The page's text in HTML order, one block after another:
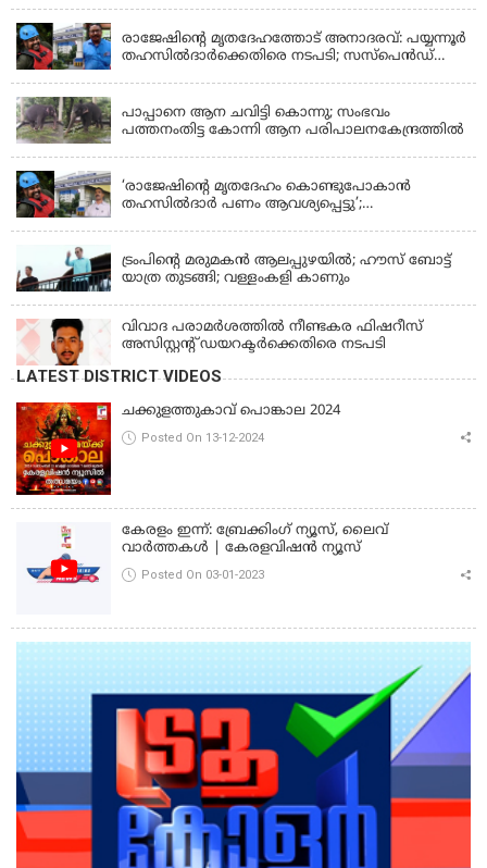
രാജേഷിന്റെ മൃതദേഹത്തോട് അനാദരവ്: പയ്യന്നൂർ
തഹസിൽദാർക്കെതിരെ നടപടി; സസ്പെൻഡ്
പാപ്പാനെ ആന ചവിട്ടി കൊന്നു; സംഭവം
പത്തനംതിട്ട കോന്നി ആന പരിപാലനകേന്ദ്രത്തിൽ
‘രാജേഷിന്‍റെ മൃതദേഹം കൊണ്ടുപോകാന്‍
തഹസില്‍ദാര്‍ പണം ആവശ്യപ്പെട്ടു’;
ട്രംപിന്റെ മരുമകന്‍ ആലപ്പുഴയില്‍; ഹൗസ് ബോട്ട്
യാത്ര തുടങ്ങി; വള്ളംകളി കാണും
വിവാദ പരാമര്‍ശത്തില്‍ നീണ്ടകര ഫിഷറീസ്
അസിസ്റ്റന്റ് ഡയറക്ടര്‍ക്കെതിരെ നടപടി
LATEST DISTRICT VIDEOS
ചക്കുളത്തുകാവ് പൊങ്കാല 2024
Posted On 13-12-2024
കേരളം ഇന്ന്: ബ്രേക്കിംഗ് ന്യൂസ്, ലൈവ്
വാർത്തകൾ | കേരളവിഷൻ ന്യൂസ്
Posted On 03-01-2023